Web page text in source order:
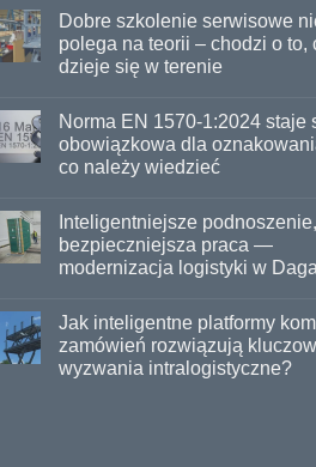
Dobre szkolenie serwisowe
polega na teorii – chodzi o to,
dzieje się w terenie
Norma EN 1570-1:2024 staje
obowiązkowa dla
co należy wiedzieć
Inteligentniejsze podnoszenie,
bezpieczniejsza praca —
modernizacja logistyki w
Jak inteligentne platformy
zamówień rozwiązują
wyzwania intralogistyczne?